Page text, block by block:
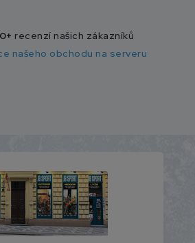
recenzí našich zákazníků
našeho obchodu na serveru